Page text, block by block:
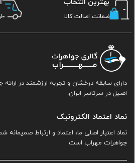
بهترین انتخاب
ضمانت اصالت کالا
دارای سابقه درخشان و تجربه ارزشمند در
اصیل در سرتاسر ایران.
نماد اعتماد الکترونیک
نماد اعتبار اصلی ما، اعتماد و ارتباط صمیمانه
جواهرات مهراب است